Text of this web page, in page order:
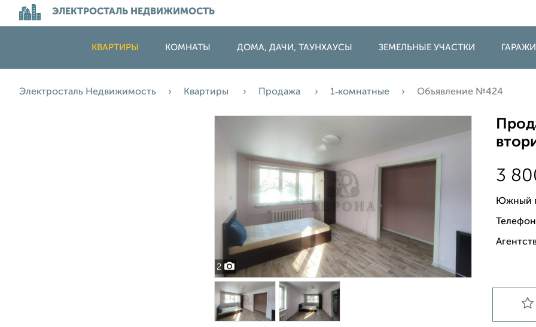
ЭЛЕКТРОСТАЛЬ НЕДВИЖИМОСТЬ
КВАРТИРЫ КОМНАТЫ ДОМА, ДАЧИ, ТАУНХАУСЫ ЗЕМЕЛЬНЫЕ УЧАСТКИ
Электросталь Недвижимость Квартиры Продажа 1‑комнатные Объявление №424
2
3
Южный